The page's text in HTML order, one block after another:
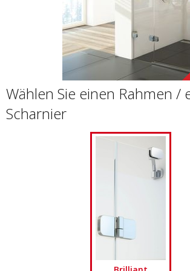
Wählen Sie einen Rahmen /
Scharnier